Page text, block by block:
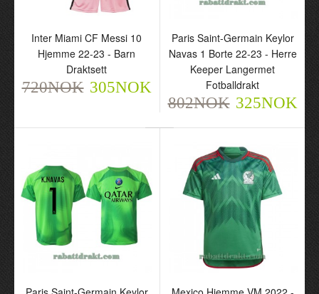
Inter Miami CF Messi 10
Hjemme 22-23 - Barn
Draktsett
720NOK 305NOK
Paris Saint-Germain Keylor
Navas 1 Borte 22-23 - Herre
Keeper Langermet
Fotballdrakt
802NOK 325NOK